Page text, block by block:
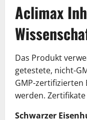
Aclimax
Das Produkt
getestete, nicht-
GMP-
werden.
Schwarzer